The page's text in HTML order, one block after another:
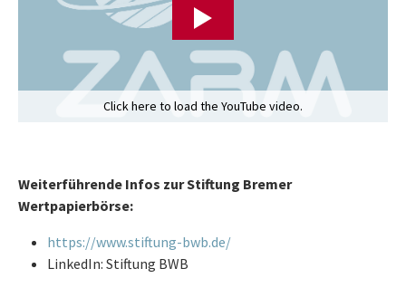
Click here to load the YouTube video.
Weiterführende Infos zur Stiftung Bremer
Wertpapierbörse:
https://www.stiftung-bwb.de/
LinkedIn: Stiftung BWB